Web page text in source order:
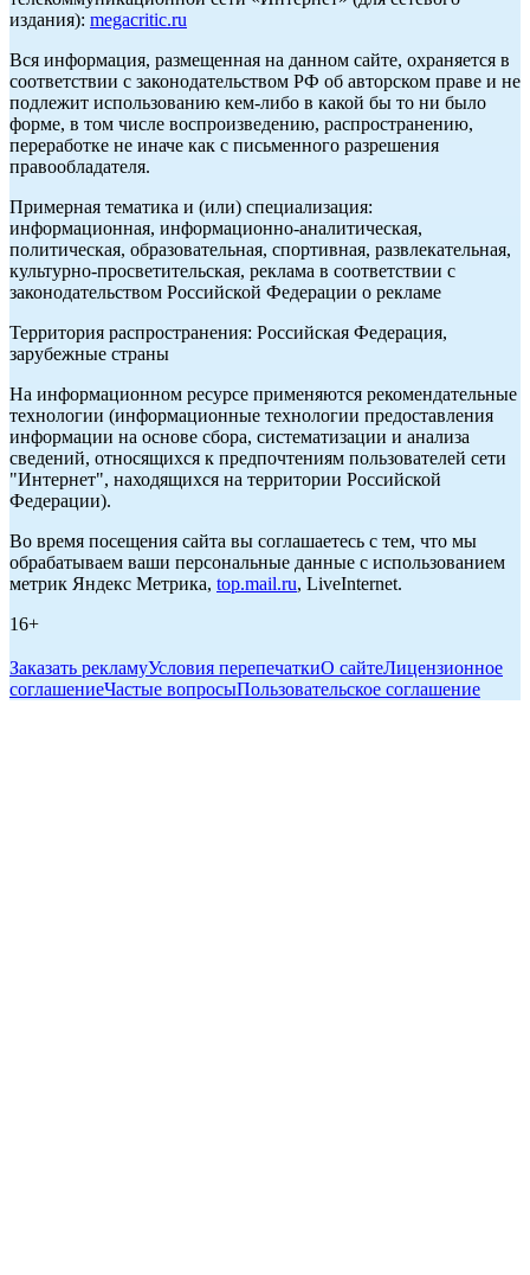
издания): megacritic.ru
Вся информация, размещенная на данном сайте, охраняется в
соответствии с законодательством РФ об авторском праве и не
подлежит использованию кем-либо в какой бы то ни было
форме, в том числе воспроизведению, распространению,
переработке не иначе как с письменного разрешения
правообладателя.
Примерная тематика и (или) специализация:
информационная, информационно-аналитическая,
политическая, образовательная, спортивная, развлекательная,
культурно-просветительская, реклама в соответствии с
законодательством Российской Федерации о рекламе
Территория распространения: Российская Федерация,
зарубежные страны
На информационном ресурсе применяются рекомендательные
технологии (информационные технологии предоставления
информации на основе сбора, систематизации и анализа
сведений, относящихся к предпочтениям пользователей сети
"Интернет", находящихся на территории Российской
Федерации).
Во время посещения сайта вы соглашаетесь с тем, что мы
обрабатываем ваши персональные данные с использованием
метрик Яндекс Метрика, top.mail.ru, LiveInternet.
16+
Заказать рекламуУсловия перепечаткиО сайтеЛицензионное
соглашениеЧастые вопросыПользовательское соглашение